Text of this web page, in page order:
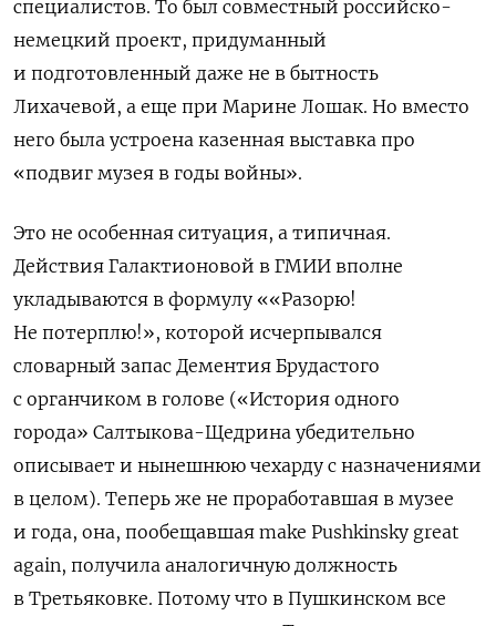
специалистов. То был совместный российско-
немецкий проект, придуманный
и подготовленный даже не в бытность
Лихачевой, а еще при Марине Лошак. Но вместо
него была устроена казенная выставка про
«подвиг музея в годы войны».
Это не особенная ситуация, а типичная.
Действия Галактионовой в ГМИИ вполне
укладываются в формулу ««Разорю!
Не потерплю!», которой исчерпывался
словарный запас Дементия Брудастого
с органчиком в голове («История одного
города» Салтыкова-Щедрина убедительно
описывает и нынешнюю чехарду с назначениями
в целом). Теперь же не проработавшая в музее
и года, она, пообещавшая make Pushkinsky great
again, получила аналогичную должность
в Третьяковке. Потому что в Пушкинском все